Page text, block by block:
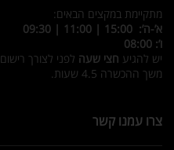
מתקיימת במקצים הבאים:
א’-ה’: 15:00 | 11:00 | 09:30
ו’: 08:00
יש להגיע חצי שעה לפני לצורך רישום
משך ההכשרה 4.5 שעות.
צרו עמנו קשר